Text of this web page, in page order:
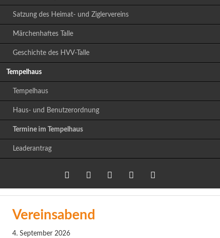
Satzung des Heimat- und Ziglervereins
Märchenhaftes Talle
Geschichte des HVV-Talle
Tempelhaus
Tempelhaus
Haus- und Benutzerordnung
Termine im Tempelhaus
Leaderantrag
Twitter LinkedIn
Vereinsabend
4. September 2026